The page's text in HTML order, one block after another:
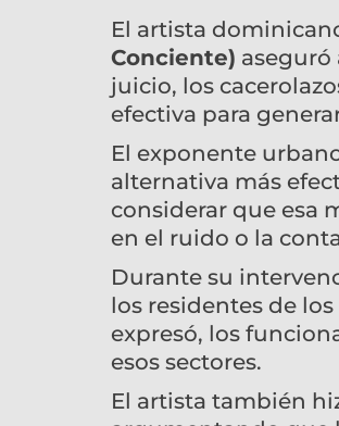
El artista
Conciente) aseguró
juicio, los
efectiva para
El exponente
alternativa más
considerar que esa
en el ruido o la
Durante su
los residentes de
expresó, los
esos sectores.
El artista también